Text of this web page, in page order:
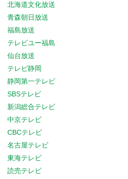
北海道文化放送
青森朝日放送
福島放送
テレビユー福島
仙台放送
テレビ静岡
静岡第一テレビ
SBSテレビ
新潟総合テレビ
中京テレビ
CBCテレビ
名古屋テレビ
東海テレビ
読売テレビ